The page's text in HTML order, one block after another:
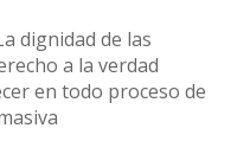
dignidad de las
a la verdad
en todo proceso de